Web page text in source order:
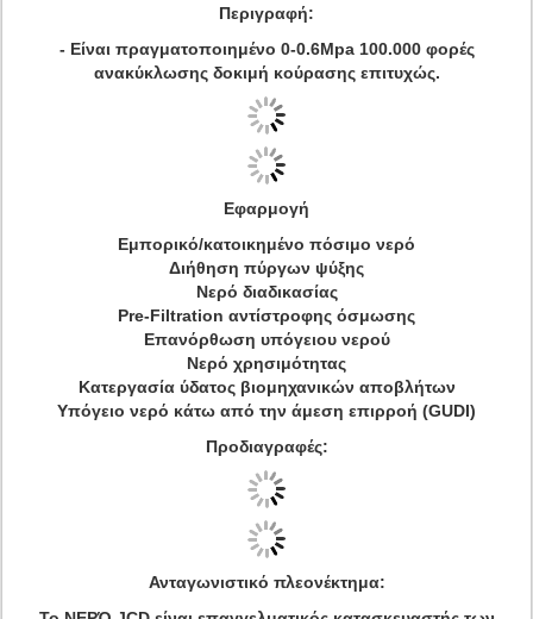
Περιγραφή:
- Είναι πραγματοποιημένο 0-0.6Mpa 100.000 φορές
ανακύκλωσης δοκιμή κούρασης επιτυχώς.
Εφαρμογή
Εμπορικό/κατοικημένο πόσιμο νερό
Διήθηση πύργων ψύξης
Νερό διαδικασίας
Pre-Filtration αντίστροφης όσμωσης
Επανόρθωση υπόγειου νερού
Νερό χρησιμότητας
Κατεργασία ύδατος βιομηχανικών αποβλήτων
Υπόγειο νερό κάτω από την άμεση επιρροή (GUDI)
Προδιαγραφές:
Ανταγωνιστικό πλεονέκτημα: